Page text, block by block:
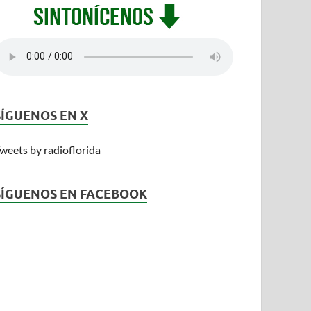
EN X
by radioflorida
EN FACEBOOK